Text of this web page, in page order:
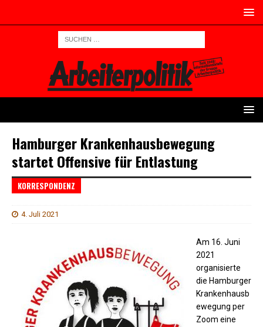
Hamburger Krankenhausbewegung
startet Offensive für Entlastung
KORRESPONDENZ
4. Juli 2021
Am 16. Juni
2021
organisierte
die Hamburger
Krankenhausb
ewegung per
Zoom eine